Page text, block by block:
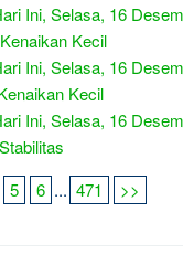
Ini, Selasa, 16
Kecil
Ini, Selasa, 16
Kecil
Ini, Selasa, 16
5 6 ... 471 >>